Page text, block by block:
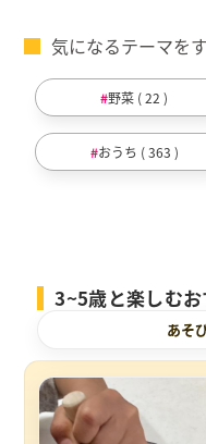
気になるテーマを
野菜 ( 22 )
おうち ( 363 )
3~5歳と楽しむ
あそ